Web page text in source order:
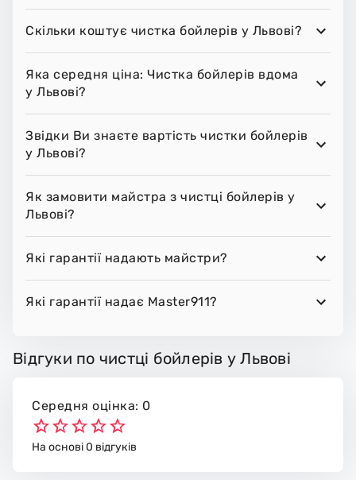
Скільки коштує чистка бойлерів у Львові?
Яка середня ціна: Чистка бойлерів вдома
у Львові?
Звідки Ви знаєте вартість чистки бойлерів
у Львові?
Як замовити майстра з чистці бойлерів у
Львові?
Які гарантії надають майстри?
Які гарантії надає Master911?
Відгуки по чистці бойлерів у Львові
Середня оцінка: 0
На основі 0 відгуків